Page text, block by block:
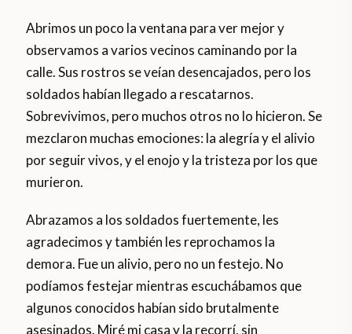
Abrimos un poco la ventana para ver mejor y
observamos a varios vecinos caminando por la
calle. Sus rostros se veían desencajados, pero los
soldados habían llegado a rescatarnos.
Sobrevivimos, pero muchos otros no lo hicieron. Se
mezclaron muchas emociones: la alegría y el alivio
por seguir vivos, y el enojo y la tristeza por los que
murieron.
Abrazamos a los soldados fuertemente, les
agradecimos y también les reprochamos la
demora. Fue un alivio, pero no un festejo. No
podíamos festejar mientras escuchábamos que
algunos conocidos habían sido brutalmente
asesinados. Miré mi casa y la recorrí, sin